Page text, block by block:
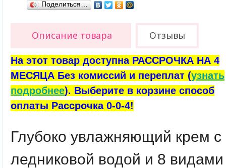
Поделиться…
Описание товара Отзывы
На этот товар доступна РАССРОЧКА НА 4
МЕСЯЦА Без комиссий и переплат (узнать
подробнее). Выберите в корзине способ
оплаты Рассрочка 0-0-4!
Глубоко увлажняющий крем с
ледниковой водой и 8 видами